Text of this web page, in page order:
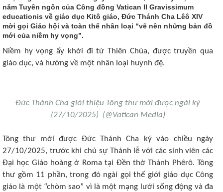
năm Tuyên ngôn của Công đồng Vatican II Gravissimum
educationis về giáo dục Kitô giáo, Đức Thánh Cha Lêô XIV
mời gọi Giáo hội và toàn thể nhân loại “vẽ nên những bản đồ
mới của niềm hy vọng”.
Niềm hy vọng ấy khởi đi từ Thiên Chúa, được truyền qua
giáo dục, và hướng về một nhân loại huynh đệ.
Đức Thánh Cha giới thiệu Tông thư mới được ngài ký
(27/10/2025) (@Vatican Media)
Tông thư mới được Đức Thánh Cha ký vào chiều ngày
27/10/2025, trước khi chủ sự Thánh lễ với các sinh viên các
Đại học Giáo hoàng ở Roma tại Đền thờ Thánh Phêrô. Tông
thư gồm 11 phần, trong đó ngài gọi thế giới giáo dục Công
giáo là một “chòm sao” vì là một mạng lưới sống động và đa